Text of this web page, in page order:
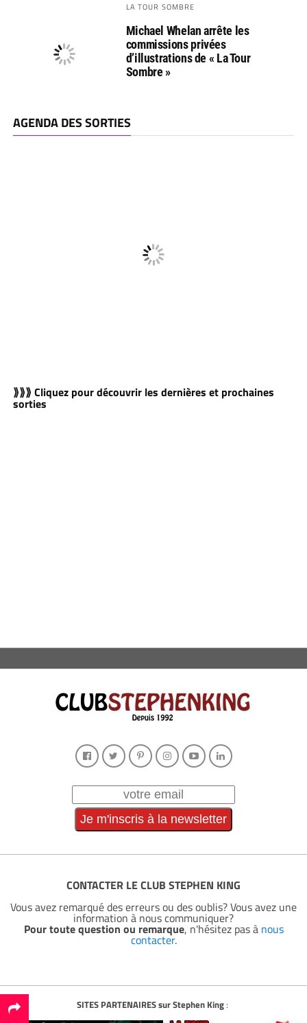
LA TOUR SOMBRE
Michael Whelan arrête les
commissions privées
d’illustrations de « La Tour
Sombre »
AGENDA DES SORTIES
⟫⟫⟫ Cliquez pour découvrir les dernières et prochaines
sorties
CONTACTER LE CLUB STEPHEN KING
Vous avez remarqué des erreurs ou des oublis? Vous avez une
information à nous communiquer?
Pour toute question ou remarque, n'hésitez pas à nous
contacter.
SITES PARTENAIRES sur Stephen King: